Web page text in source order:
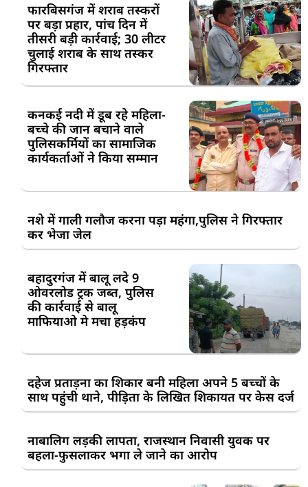
फारबिसगंज में शराब तस्करों
पर बड़ा प्रहार, पांच दिन में
तीसरी बड़ी कार्रवाई; 30 लीटर
चुलाई शराब के साथ तस्कर
गिरफ्तार
कनकई नदी में डूब रहे महिला-
बच्चे की जान बचाने वाले
पुलिसकर्मियों का सामाजिक
कार्यकर्ताओं ने किया सम्मान
नशे में गाली गलौज करना पड़ा महंगा,पुलिस ने गिरफ्तार
कर भेजा जेल
बहादुरगंज में बालू लदे 9
ओवरलोड ट्रक जब्त, पुलिस
की कार्रवाई से बालू
माफियाओ मे मचा हड़कंप
दहेज प्रताड़ना का शिकार बनी महिला अपने 5 बच्चों के
साथ पहुंची थाने, पीड़िता के लिखित शिकायत पर केस दर्ज
नाबालिग लड़की लापता, राजस्थान निवासी युवक पर
बहला-फुसलाकर भगा ले जाने का आरोप